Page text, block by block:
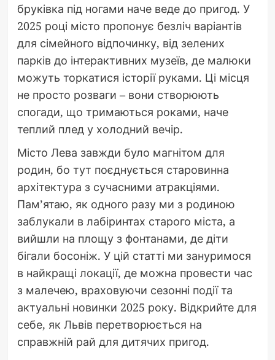
бруківка під ногами наче веде до пригод. У
2025 році місто пропонує безліч варіантів
для сімейного відпочинку, від зелених
парків до інтерактивних музеїв, де малюки
можуть торкатися історії руками. Ці місця
не просто розваги – вони створюють
спогади, що тримаються роками, наче
теплий плед у холодний вечір.
Місто Лева завжди було магнітом для
родин, бо тут поєднується старовинна
архітектура з сучасними атракціями.
Пам’ятаю, як одного разу ми з родиною
заблукали в лабіринтах старого міста, а
вийшли на площу з фонтанами, де діти
бігали босоніж. У цій статті ми зануримося
в найкращі локації, де можна провести час
з малечею, враховуючи сезонні події та
актуальні новинки 2025 року. Відкрийте для
себе, як Львів перетворюється на
справжній рай для дитячих пригод.